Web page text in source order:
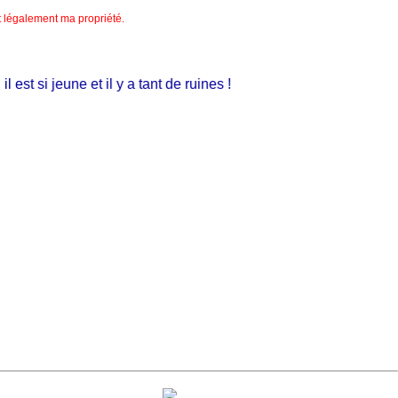
légalement ma propriété.
si jeune et il y a tant de ruines !